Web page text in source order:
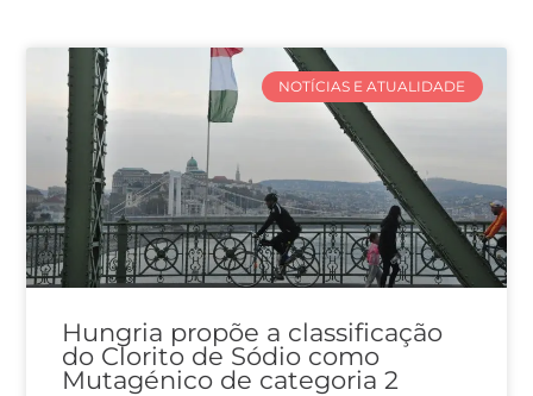
NOTÍCIAS E ATUALIDADE
Hungria propõe a classificação
do Clorito de Sódio como
Mutagénico de categoria 2